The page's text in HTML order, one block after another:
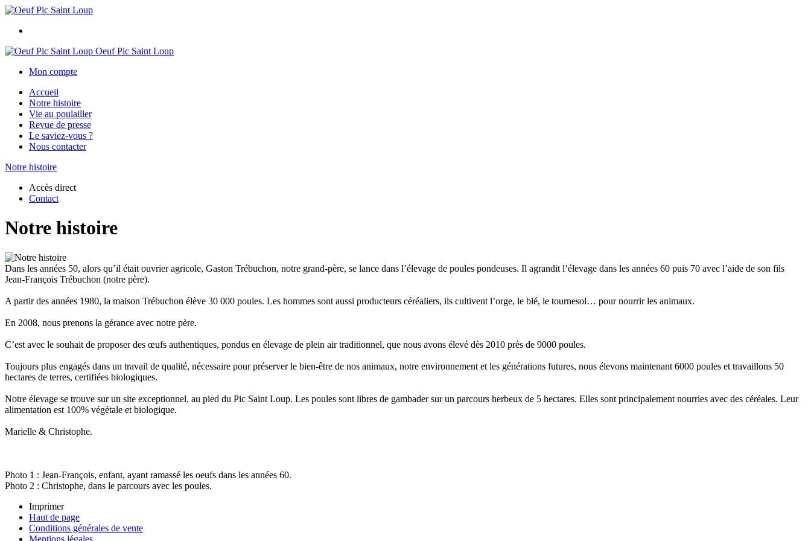
Oeuf Pic Saint Loup
Mon compte
Accueil
Notre histoire
Vie au poulailler
Revue de presse
Le saviez-vous ?
Nous contacter
Notre histoire
Accès direct
Contact
Notre histoire
Dans les années 50, alors qu’il était ouvrier agricole, Gaston Trébuchon, notre grand-père, se lance dans l’élevage de poules pondeuses. Il agrandit l’élevage dans les années 60 puis 70 avec l’aide de son fils
Jean-François Trébuchon (notre père).
A partir des années 1980, la maison Trébuchon élève 30 000 poules. Les hommes sont aussi producteurs céréaliers, ils cultivent l’orge, le blé, le tournesol… pour nourrir les animaux.
En 2008, nous prenons la gérance avec notre père.
C’est avec le souhait de proposer des œufs authentiques, pondus en élevage de plein air traditionnel, que nous avons élevé dès 2010 près de 9000 poules.
Toujours plus engagés dans un travail de qualité, nécessaire pour préserver le bien-être de nos animaux, notre environnement et les générations futures, nous élevons maintenant 6000 poules et travaillons 50
hectares de terres, certifiées biologiques.
Notre élevage se trouve sur un site exceptionnel, au pied du Pic Saint Loup. Les poules sont libres de gambader sur un parcours herbeux de 5 hectares. Elles sont principalement nourries avec des céréales. Leur
alimentation est 100% végétale et biologique.
Marielle & Christophe.
Photo 1 : Jean-François, enfant, ayant ramassé les oeufs dans les années 60.
Photo 2 : Christophe, dans le parcours avec les poules.
Imprimer
Haut de page
Conditions générales de vente
Mentions légales